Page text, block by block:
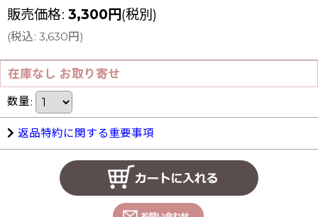
販売価格: 3,300 円(税別)
(税込: 3,630円 )
在庫なし お取り寄せ
数量:
返品特約に関する重要事項